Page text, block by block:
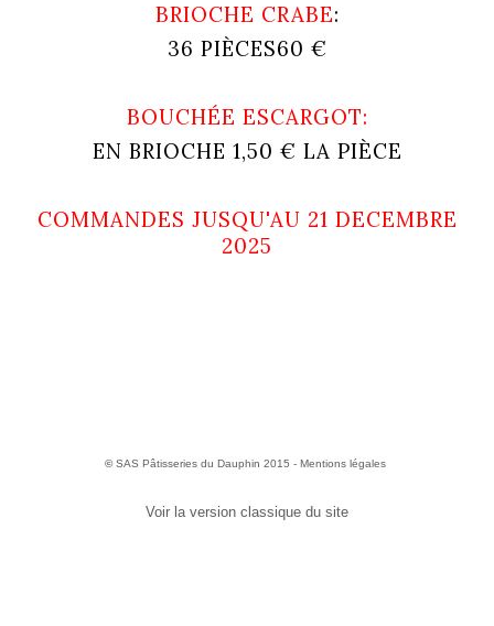
BRIOCHE CRABE:
36 PIÈCES60 €
BOUCHÉE ESCARGOT:
EN BRIOCHE 1,50 € LA PIÈCE
COMMANDES JUSQU'AU 21 DECEMBRE
2025
©SAS Pâtisseries du Dauphin 2015 - Mentions légales
Voir la version classique du site